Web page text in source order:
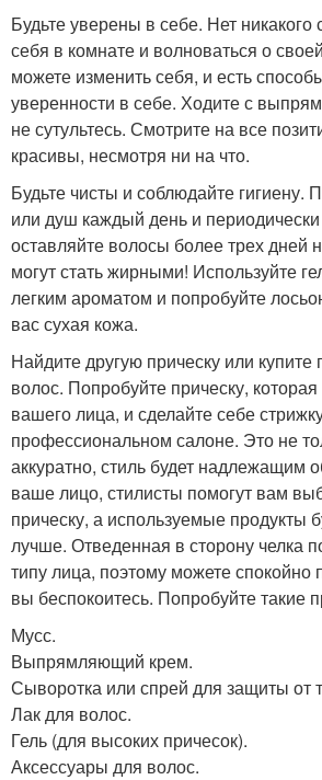
Будьте уверены в себе. Нет никакого
себя в комнате и волноваться о
можете изменить себя, и есть
уверенности в себе. Ходите с
не сутультесь. Смотрите на все
красивы, несмотря ни на что.
Будьте чисты и соблюдайте гигиену.
или душ каждый день и
оставляйте волосы более трех дней
могут стать жирными! Используйте
легким ароматом и попробуйте
вас сухая кожа.
Найдите другую прическу или
волос. Попробуйте прическу,
вашего лица, и сделайте себе
профессиональном салоне. Это не
аккуратно, стиль будет надлежащим
ваше лицо, стилисты помогут вам
прическу, а используемые продукты
лучше. Отведенная в сторону челка
типу лица, поэтому можете спокойно
вы беспокоитесь. Попробуйте такие
Мусс.
Выпрямляющий крем.
Сыворотка или спрей для защиты от
Лак для волос.
Гель (для высоких причесок).
Аксессуары для волос.